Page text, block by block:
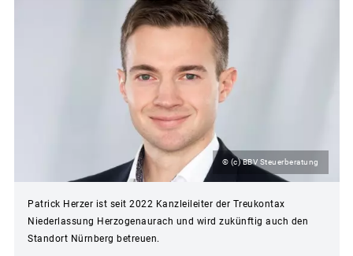
© (c) BBV Steuerberatung
Patrick Herzer ist seit 2022 Kanzleileiter der Treukontax
Niederlassung Herzogenaurach und wird zukünftig auch den
Standort Nürnberg betreuen.